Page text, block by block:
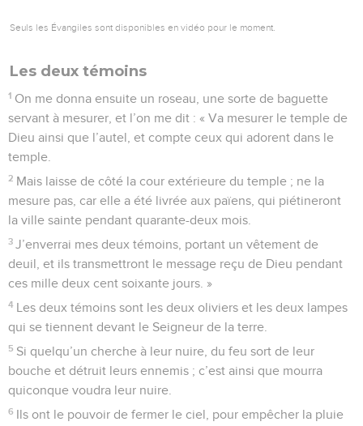
Seuls les Évangiles sont disponibles en vidéo pour le moment.
Les deux témoins
1 On me donna ensuite un roseau, une sorte de baguette
servant à mesurer, et l’on me dit : « Va mesurer le temple de
Dieu ainsi que l’autel, et compte ceux qui adorent dans le
temple.
2 Mais laisse de côté la cour extérieure du temple ; ne la
mesure pas, car elle a été livrée aux païens, qui piétineront
la ville sainte pendant quarante-deux mois.
3 J’enverrai mes deux témoins, portant un vêtement de
deuil, et ils transmettront le message reçu de Dieu pendant
ces mille deux cent soixante jours. »
4 Les deux témoins sont les deux oliviers et les deux lampes
qui se tiennent devant le Seigneur de la terre.
5 Si quelqu’un cherche à leur nuire, du feu sort de leur
bouche et détruit leurs ennemis ; c’est ainsi que mourra
quiconque voudra leur nuire.
6 Ils ont le pouvoir de fermer le ciel, pour empêcher la pluie